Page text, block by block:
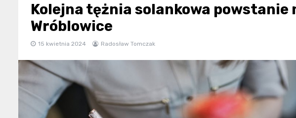
Kolejna tężnia solankowa powstanie
Wróblowice
15 kwietnia 2024 Radosław Tomczak